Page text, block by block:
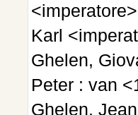
<imperatore>
Karl
Ghelen,
Peter : van
Ghelen,